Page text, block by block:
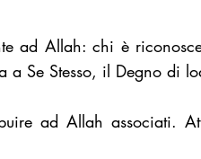
ad Allah: chi è
Se Stesso, il Degno di
ad Allah associati.